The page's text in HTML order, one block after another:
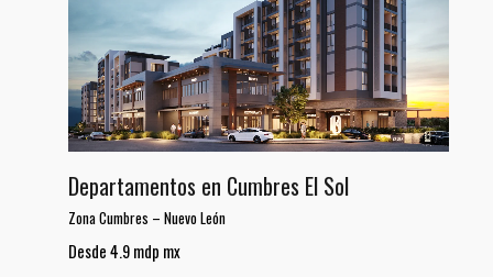
Departamentos en Cumbres El Sol
Zona Cumbres – Nuevo León
Desde 4.9 mdp mx